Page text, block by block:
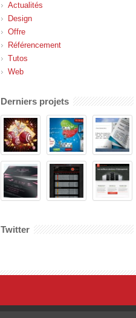
Actualités
Design
Offre
Référencement
Tutos
Web
Derniers projets
Twitter